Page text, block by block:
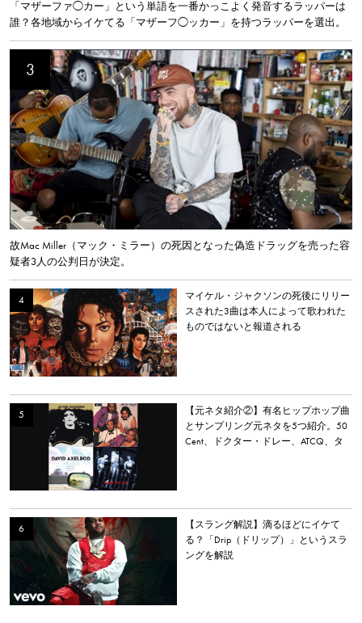
「マザーファ◯カー」という単語を一番かっこよく発音するラッパーは
誰？各地域からイケてる「マザーフ◯ッカー」を持つラッパーを選出。
故Mac Miller（マック・ミラー）の死因となった偽造ドラッグを売った容
疑者3人の公判日が決定。
マイケル・ジャクソンの死後にリリー
スされた3曲は本人によって歌われた
ものではないと報道される
【元ネタ紹介②】有名ヒップホップ曲
とサンプリング元ネタを5つ紹介。50
Cent、ドクター・ドレー、ATCQ、タ
【スラング解説】滴るほどにイケて
る？「Drip（ドリップ）」というスラ
ングを解説